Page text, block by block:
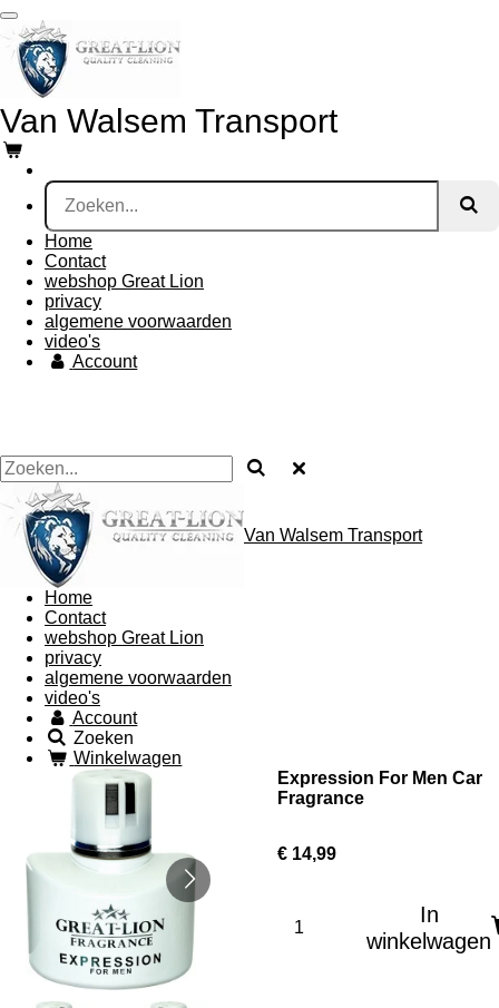
Ga
direct
naar
de
hoofdinhoud
Van Walsem Transport
Home
Contact
webshop Great Lion
privacy
algemene voorwaarden
video's
Account
Van Walsem Transport
Home
Contact
webshop Great Lion
privacy
algemene voorwaarden
video's
Account
Zoeken
Winkelwagen
Expression For Men Car
Fragrance
€ 14,99
In
winkelwagen